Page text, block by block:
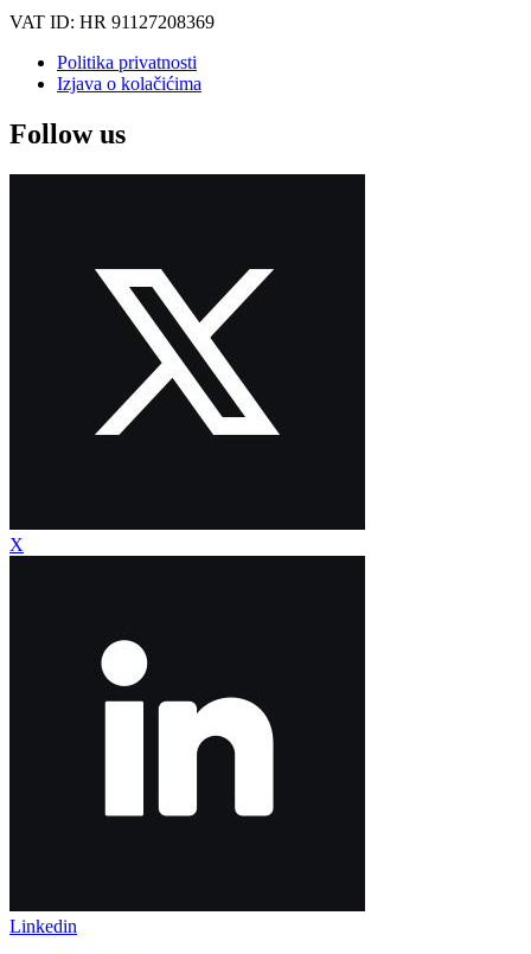
VAT ID: HR 91127208369
Politika privatnosti
Izjava o kolačićima
Follow us
X
Linkedin